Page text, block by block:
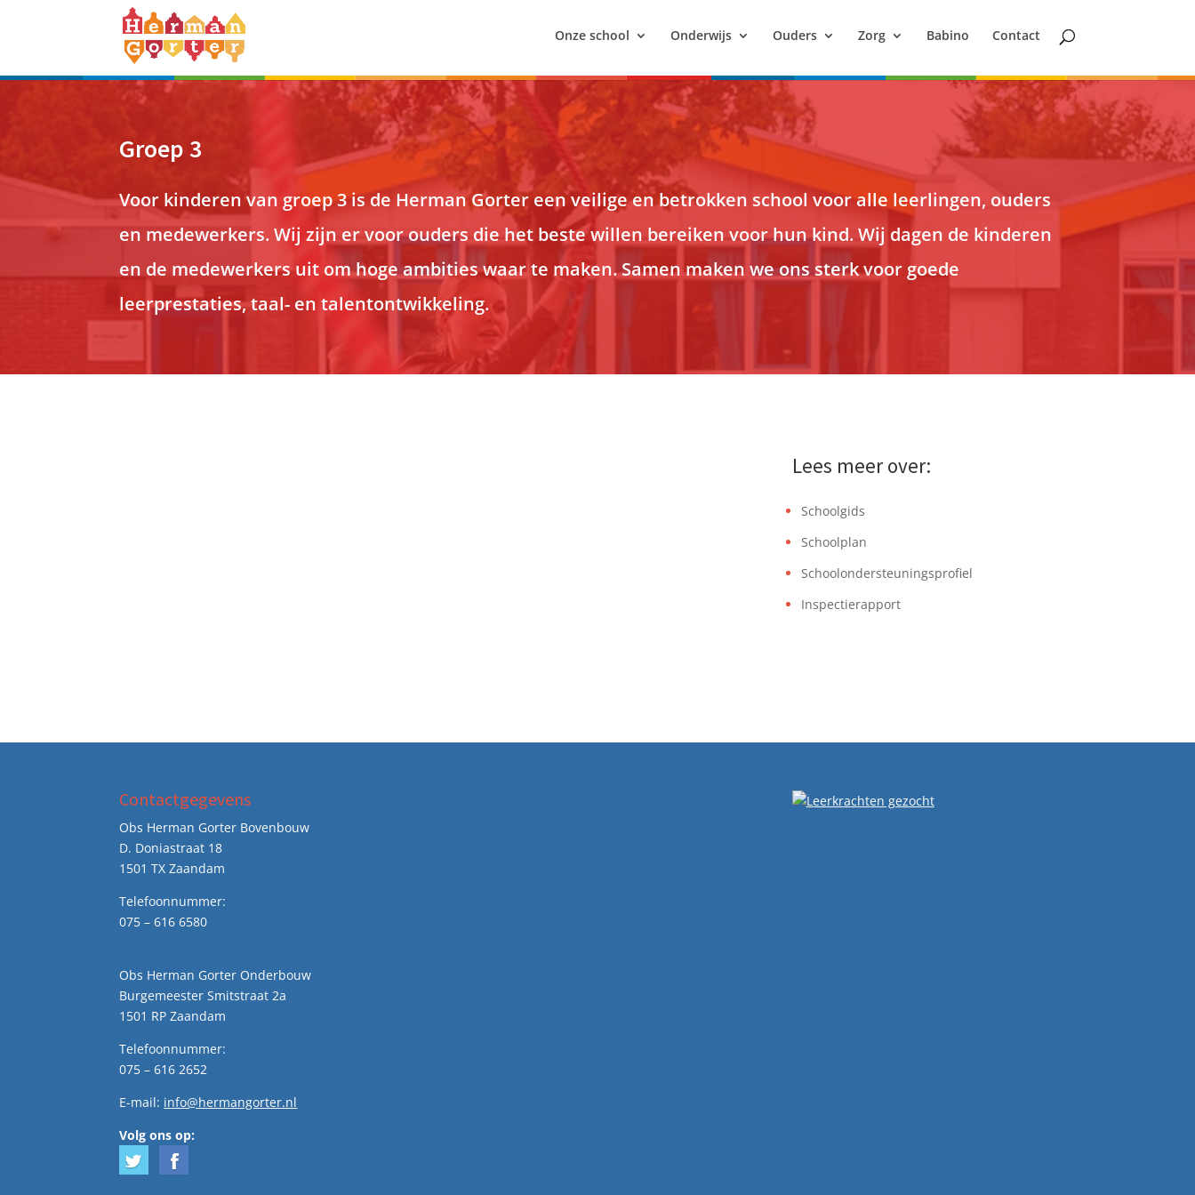
Onze school Onderwijs Ouders Zorg Babino Contact
Groep 3
Voor kinderen van groep 3 is de Herman Gorter een veilige en betrokken school voor alle leerlingen, ouders
en medewerkers. Wij zijn er voor ouders die het beste willen bereiken voor hun kind. Wij dagen de kinderen
en de medewerkers uit om hoge ambities waar te maken. Samen maken we ons sterk voor goede
leerprestaties, taal- en talentontwikkeling.
Lees meer over:
Schoolgids
Schoolplan
Schoolondersteuningsprofiel
Inspectierapport
Contactgegevens
Obs Herman Gorter Bovenbouw
D. Doniastraat 18
1501 TX Zaandam
Telefoonnummer:
075 – 616 6580
Obs Herman Gorter Onderbouw
Burgemeester Smitstraat 2a
1501 RP Zaandam
Telefoonnummer:
075 – 616 2652
E-mail: info@hermangorter.nl
Volg ons op: